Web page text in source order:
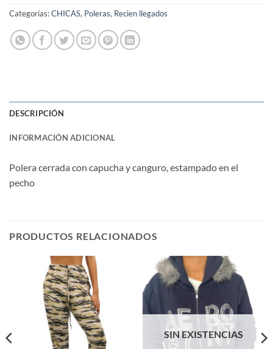
Categorías:CHICAS, Poleras, Recien llegados
DESCRIPCIÓN
INFORMACIÓN ADICIONAL
Polera cerrada con capucha y canguro, estampado en el
pecho
PRODUCTOS RELACIONADOS
SIN EXISTENCIAS